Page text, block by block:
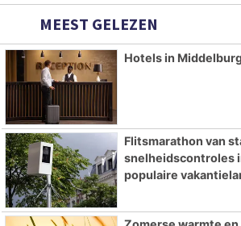
MEEST GELEZEN
Hotels in
Flitsmarathon van
snelheidscontroles
populaire